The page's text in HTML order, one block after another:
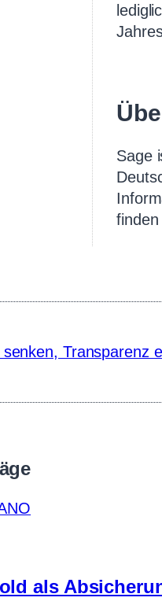
Sage
Transparenz
als